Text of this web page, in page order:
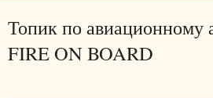
Топик по авиационному
FIRE ON BOARD